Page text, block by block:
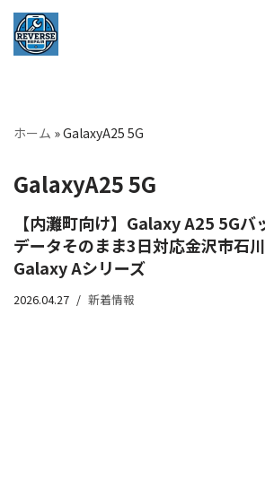
コ
ツ
ス
ッ
プ
ホーム »GalaxyA25 5G
GalaxyA25 5G
【内灘町向け】Galaxy A25 5Gバ
データそのまま3日対応金沢市石
Galaxy Aシリーズ
2026.04.27 新着情報